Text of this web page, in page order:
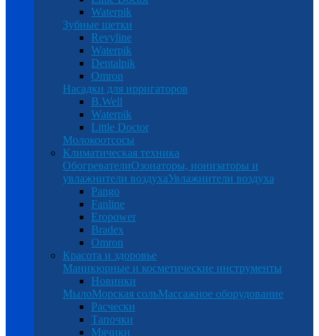
Waterpik
Зубные щетки
Revyline
Waterpik
Dentalpik
Omron
Насадки для ирригаторов
B.Well
Waterpik
Little Doctor
Молокоотсосы
Климатическая техника
ОбогревателиОзонаторы, ионизаторы и
увлажнители воздухаУвлажнители воздуха
Pango
Fanline
Eropower
Bradex
Omron
Красота и здоровье
Маникюрные и косметические инструменты
Новинки
МылоМорская сольМассажное оборудование
Расчески
Тапочки
Мячики